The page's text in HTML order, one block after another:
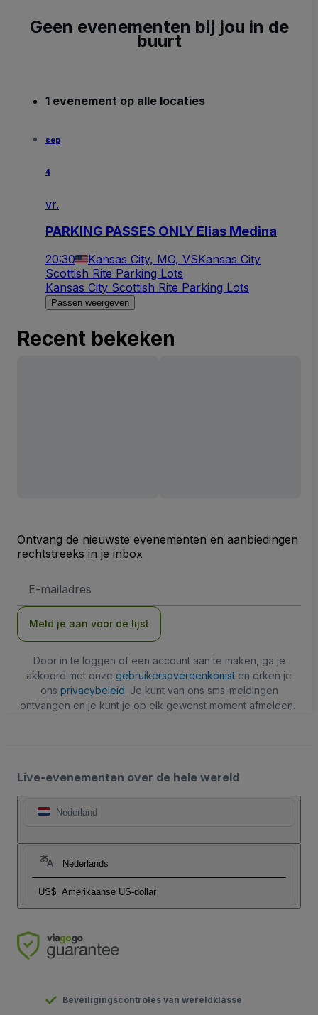
Geen evenementen bij jou in de
buurt
1 evenement op alle locaties
sep
4
vr.
PARKING PASSES ONLY Elias Medina
20:30 Kansas City, MO, VSKansas City
Scottish Rite Parking Lots
Kansas City Scottish Rite Parking Lots
Passen weergeven
Recent bekeken
Ontvang de nieuwste evenementen en aanbiedingen
rechtstreeks in je inbox
mailadres
Meld je aan voor de lijst
Door in te loggen of een account aan te maken, ga je
akkoord met onze gebruikersovereenkomst en erken je
ons privacybeleid. Je kunt van ons sms-meldingen
ontvangen en je kunt je op elk gewenst moment afmelden.
Live-evenementen over de hele wereld
Nederland
Nederlands
US$ Amerikaanse US-dollar
Beveiligingscontroles van wereldklasse